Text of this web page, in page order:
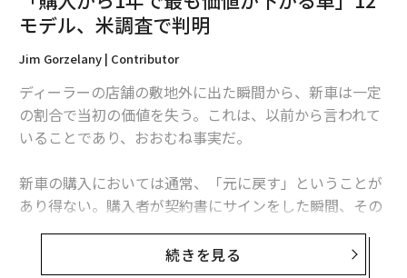
モデル、米調査で判明
Jim Gorzelany | Contributor
ディーラーの店舗の敷地外に出た瞬間から、新車は一定
の割合で当初の価値を失う。これは、以前から言われて
いることであり、おおむね事実だ。
新車の購入においては通常、「元に戻す」ということが
あり得ない。購入者が契約書にサインをした瞬間、その
車は良くも悪くも「中古車」となり、その後一年の間に
最も大きく価値を減じることになる。この間に価値が減
少する割合は、一般的には約21％とされる。買い手にと
続きを見る